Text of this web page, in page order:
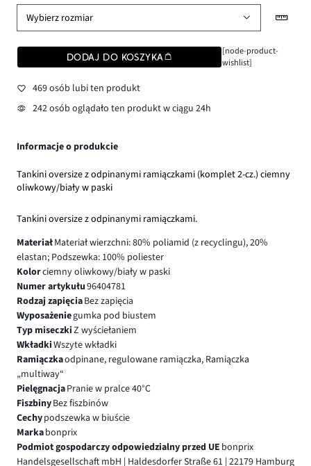
Wybierz rozmiar
DODAJ DO KOSZYKA
[node-product-
wishlist]
469 osób lubi ten produkt
242 osób oglądało ten produkt w ciągu 24h
Informacje o produkcie
Tankini oversize z odpinanymi ramiączkami (komplet 2-cz.) ciemny
oliwkowy/biały w paski
Tankini oversize z odpinanymi ramiączkami.
MateriałMateriał wierzchni: 80% poliamid (z recyclingu), 20%
elastan; Podszewka: 100% poliester
Kolorciemny oliwkowy/biały w paski
Numer artykułu96404781
Rodzaj zapięciaBez zapięcia
Wyposażeniegumka pod biustem
Typ miseczkiZ wyściełaniem
WkładkiWszyte wkładki
Ramiączkaodpinane, regulowane ramiączka, Ramiączka
„multiway“
PielęgnacjaPranie w pralce 40°C
FiszbinyBez fiszbinów
Cechypodszewka w biuście
Markabonprix
Podmiot gospodarczy odpowiedzialny przed UE bonprix
Handelsgesellschaft mbH | Haldesdorfer Straße 61 | 22179 Hamburg